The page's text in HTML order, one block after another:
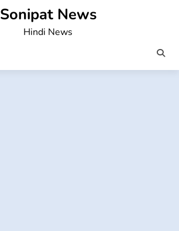
Sonipat News
Hindi News